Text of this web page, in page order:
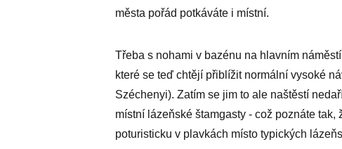
města pořád potkáváte i místní.
Třeba s nohami v bazénu na hlavním
které se teď chtějí přiblížit normální vysoké
Széchenyi). Zatím se jim to ale naštěstí
místní lázeňské štamgasty - což poznáte
poturisticku v plavkách místo typických